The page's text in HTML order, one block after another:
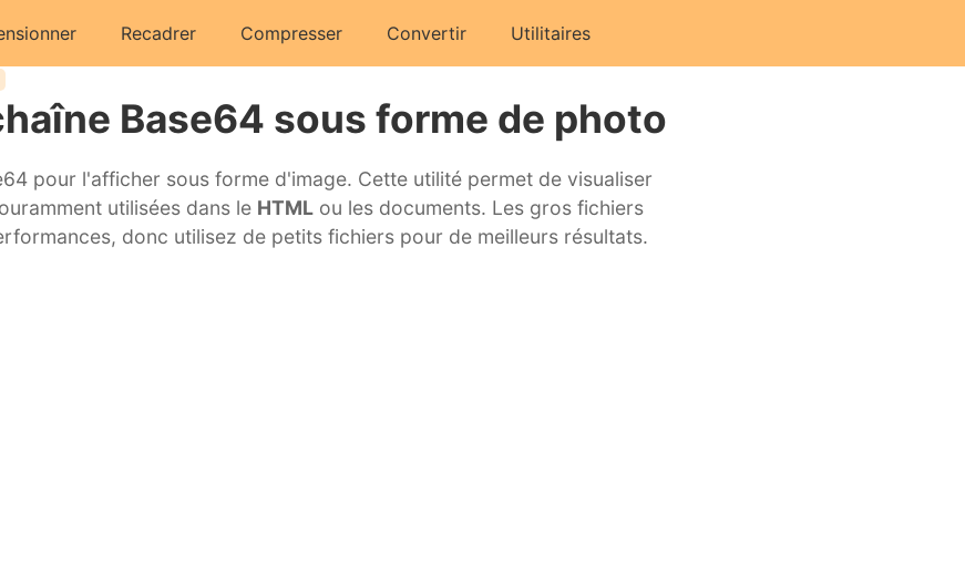
Recadrer Compresser Convertir Utilitaires
Base64 sous forme de photo
pour l'afficher sous forme d'image. Cette utilité permet de visualiser
utilisées dans le HTML ou les documents. Les gros fichiers
donc utilisez de petits fichiers pour de meilleurs résultats.